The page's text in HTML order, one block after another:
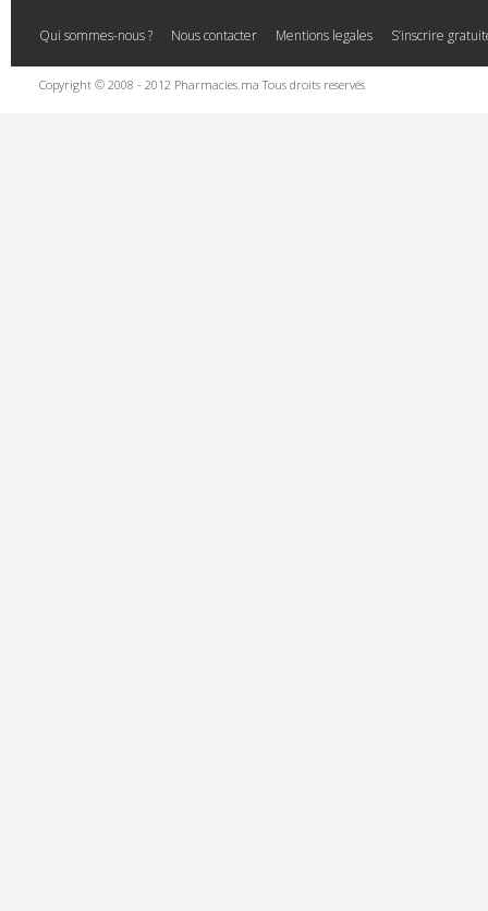
Qui sommes-nous ? Nous contacter Mentions legales S’inscrire
Copyright © 2008 - 2012 Pharmacies.ma Tous droits reservés